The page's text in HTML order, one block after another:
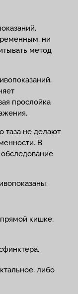
ни
метод
прослойка
таза не делают
В
кишке;
либо